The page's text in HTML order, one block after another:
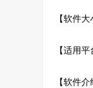
【软件
【适用
【软件